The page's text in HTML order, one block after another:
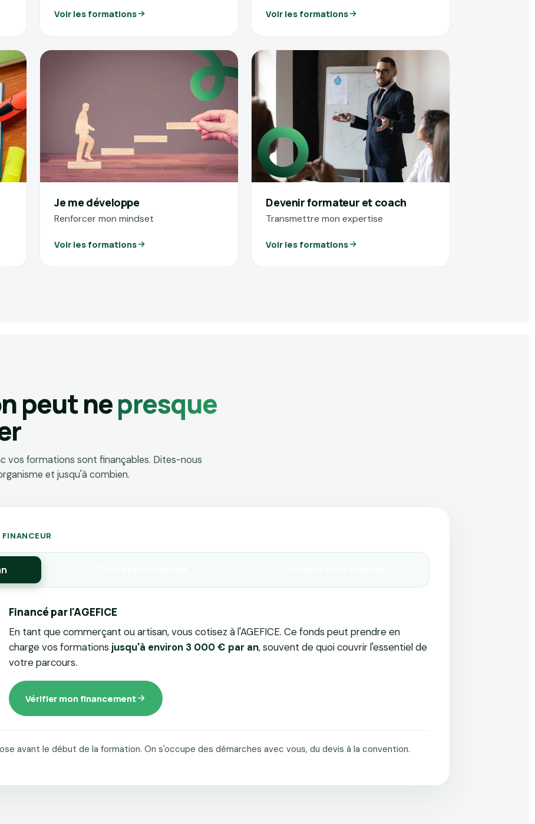
Voir les formations Voir les formations
Je me développe
Renforcer mon mindset
Voir les formations
Devenir formateur et coach
Transmettre mon expertise
Voir les formations
peut nepresque
vos formations sont finançables. Dites-nous
et jusqu'à combien.
Financé par l'AGEFICE
En tant que commerçant ou artisan, vous cotisez à l'AGEFICE. Ce fonds peut prendre en
charge vos formations jusqu'à environ 3 000 € par an, souvent de quoi couvrir l'essentiel de
votre parcours.
Vérifier mon financement
avant le début de la formation. On s'occupe des démarches avec vous, du devis à la convention.